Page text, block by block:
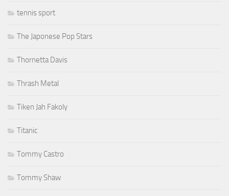
tennis sport
The Japonese Pop Stars
Thornetta Davis
Thrash Metal
Tiken Jah Fakoly
Titanic
Tommy Castro
Tommy Shaw